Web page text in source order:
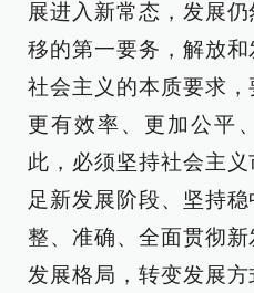
展进入新常态，发展
移的第一要务，解放
社会主义的本质要求，
更有效率、更加公平
此，必须坚持社会主
足新发展阶段、坚持
整、准确、全面贯彻
发展格局，转变发展